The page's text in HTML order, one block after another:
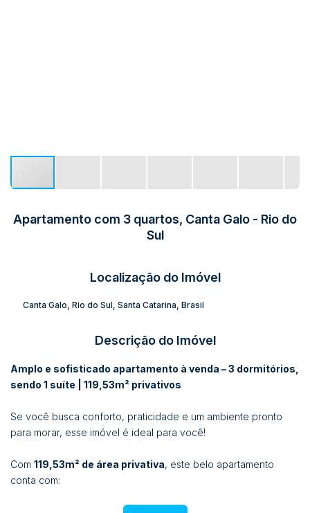
Apartamento com 3 quartos, Canta Galo - Rio do
Sul
Localização do Imóvel
Canta Galo Rio do Sul Santa Catarina Brasil
Descrição do Imóvel
Amplo e sofisticado apartamento à venda – 3 dormitórios,
sendo 1 suíte | 119,53m² privativos
Se você busca conforto, praticidade e um ambiente pronto
para morar, esse imóvel é ideal para você!
Com 119,53m² de área privativa, este belo apartamento
conta com: